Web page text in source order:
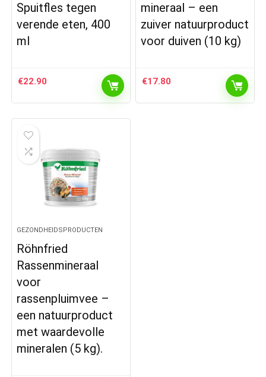
Spuitfles tegen
verende eten, 400
ml
€22.90
mineraal – een
zuiver natuurproduct
voor duiven (10 kg)
€17.80
GEZONDHEIDSPRODUCTEN
Röhnfried
Rassenmineraal
voor
rassenpluimvee –
een natuurproduct
met waardevolle
mineralen (5 kg).